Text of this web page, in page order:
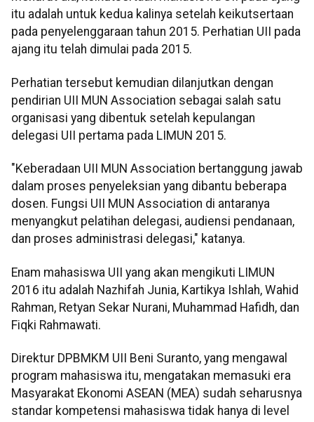
itu adalah untuk kedua kalinya setelah keikutsertaan
pada penyelenggaraan tahun 2015. Perhatian UII pada
ajang itu telah dimulai pada 2015.
Perhatian tersebut kemudian dilanjutkan dengan
pendirian UII MUN Association sebagai salah satu
organisasi yang dibentuk setelah kepulangan
delegasi UII pertama pada LIMUN 2015.
"Keberadaan UII MUN Association bertanggung jawab
dalam proses penyeleksian yang dibantu beberapa
dosen. Fungsi UII MUN Association di antaranya
menyangkut pelatihan delegasi, audiensi pendanaan,
dan proses administrasi delegasi," katanya.
Enam mahasiswa UII yang akan mengikuti LIMUN
2016 itu adalah Nazhifah Junia, Kartikya Ishlah, Wahid
Rahman, Retyan Sekar Nurani, Muhammad Hafidh, dan
Fiqki Rahmawati.
Direktur DPBMKM UII Beni Suranto, yang mengawal
program mahasiswa itu, mengatakan memasuki era
Masyarakat Ekonomi ASEAN (MEA) sudah seharusnya
standar kompetensi mahasiswa tidak hanya di level